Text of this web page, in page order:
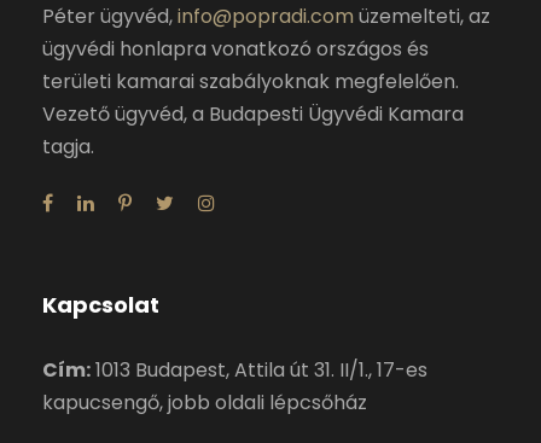
Péter ügyvéd,info@popradi.com üzemelteti, az
ügyvédi honlapra vonatkozó országos és
területi kamarai szabályoknak megfelelően.
Vezető ügyvéd, a Budapesti Ügyvédi Kamara
tagja.
Kapcsolat
Cím:1013 Budapest, Attila út 31. II/1., 17-es
kapucsengő, jobb oldali lépcsőház